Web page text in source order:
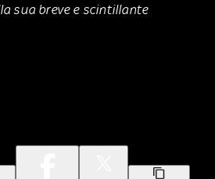
sua breve e scintillante